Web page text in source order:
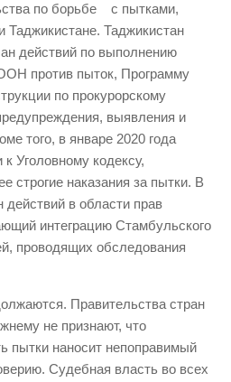
по борьбе с пытками,
Таджикистане. Таджикистан
действий по выполнению
против пыток, Программу
по прокурорскому
выявления и
того, в январе 2020 года
Уголовному кодексу,
строгие наказания за пытки. В
в области прав
интеграцию Стамбульского
проводящих обследования
Правительства стран
не признают, что
пытки наносит непоправимый
Судебная власть во всех